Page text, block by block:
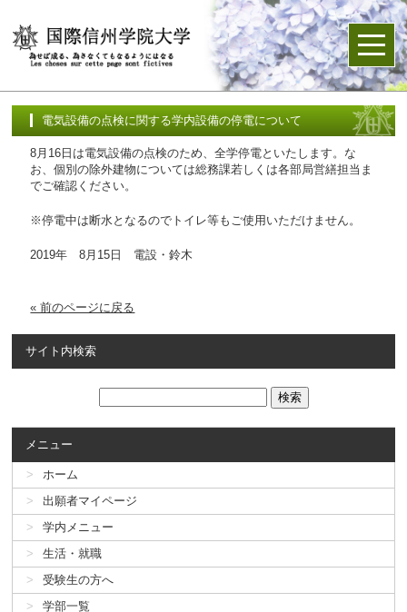
電気設備の点検に関する学内設備の停電について
8月16日は電気設備の点検のため、全学停電といたします。な
お、個別の除外建物については総務課若しくは各部局営繕担当ま
でご確認ください。
※停電中は断水となるのでトイレ等もご使用いただけません。
2019年 8月15日 電設・鈴木
« 前のページに戻る
サイト内検索
メニュー
ホーム
出願者マイページ
学内メニュー
生活・就職
受験生の方へ
学部一覧